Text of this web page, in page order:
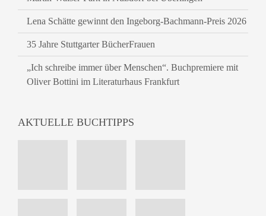
Lena Schätte gewinnt den Ingeborg-Bachmann-Preis 2026
35 Jahre Stuttgarter BücherFrauen
„Ich schreibe immer über Menschen“. Buchpremiere mit
Oliver Bottini im Literaturhaus Frankfurt
AKTUELLE BUCHTIPPS